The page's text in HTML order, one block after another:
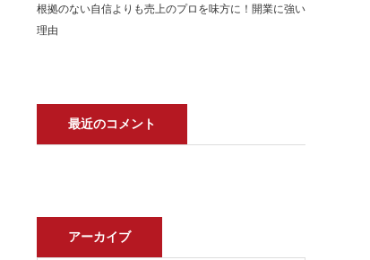
根拠のない自信よりも売上のプロを味方に！開業に強い
理由
最近のコメント
アーカイブ